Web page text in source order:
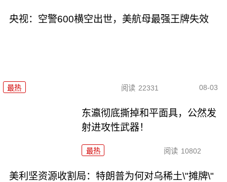
央视：空警600横空出世，美航母最强王牌失效
最热 阅读 22331 08-03
东瀛彻底撕掉和平面具，公然发
射进攻性武器！
最热 阅读 10802
美利坚资源收割局：特朗普为何对乌稀土\"摊牌\"